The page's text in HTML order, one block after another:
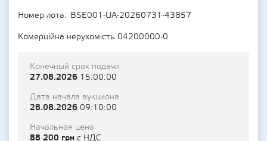
Номер лота
BSE001-UA-20260731-43857
Комерційна нерухомість 04200000-0
Конечный срок подачи
27.08.2026 15:00:00
Дата начала аукциона
28.08.2026 09:10:00
Начальная цена
88 200 грн с НДС